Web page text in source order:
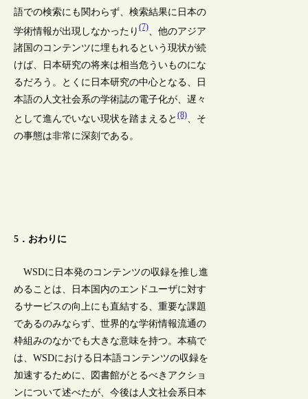
語での検索にも関わらず、検索結果に日本の
学術情報が出現しなかったり(7)、他のアジア
諸国のコンテンツに埋もれるという現状が続
けば、日本研究の将来は相当危ういものにな
るだろう。とくに日本研究の中心となる、日
本語の人文社会系の学術誌の電子化が、遅々
として進んでいない現状を踏まえると(8)、そ
の事態は非常に深刻である。
5．おわりに
WSDに日本発のコンテンツの収録を推し進
めることは、日本国内のエンドユーザに対す
るサービスの向上にも直結する、重要な課題
であるのみならず、世界的な学術情報流通の
枠組みのなかでも大きな意味を持つ。本稿で
は、WSDにおける日本語コンテンツの収録を
加速するために、図書館がとるべきアクショ
ンについて述べたが、今後は人文社会系日本